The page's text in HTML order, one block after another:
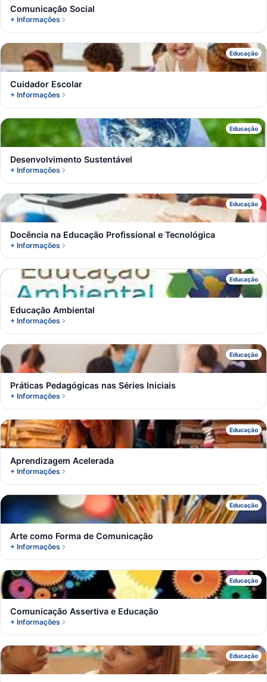
Comunicação Social
+ Informações
Educação
C
Cuidador Escolar
+ Informações
Educação
D
Desenvolvimento Sustentável
+ Informações
Educação
D
Docência na Educação Profissional e Tecnológica
+ Informações
Educação
E
Educação Ambiental
+ Informações
Educação
P
Práticas Pedagógicas nas Séries Iniciais
+ Informações
Educação
A
Aprendizagem Acelerada
+ Informações
Educação
A
Arte como Forma de Comunicação
+ Informações
Educação
C
Comunicação Assertiva e Educação
+ Informações
Educação
C